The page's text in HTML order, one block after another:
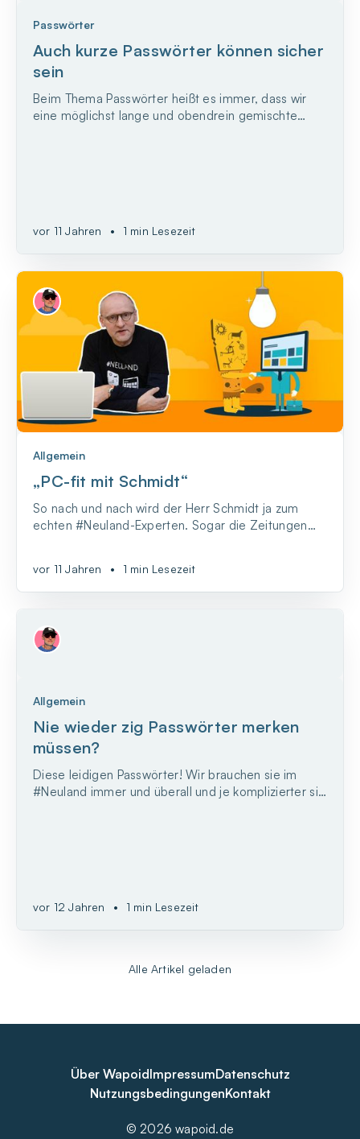
Passwörter
Auch kurze Passwörter können sicher
sein
Beim Thema Passwörter heißt es immer, dass wir
eine möglichst lange und obendrein gemischte
vor 11 Jahren • 1 min Lesezeit
Allgemein
„PC-fit mit Schmidt“
So nach und nach wird der Herr Schmidt ja zum
echten #Neuland-Experten. Sogar die Zeitungen
Schmidt“. Da konnte Herr Schmidt ein bisschen was
von seiner Expertise zum Besten geben.
vor 11 Jahren • 1 min Lesezeit
Allgemein
Nie wieder zig Passwörter merken
müssen?
Diese leidigen Passwörter! Wir brauchen sie im
#Neuland immer und überall und je komplizierter sie
vor 12 Jahren • 1 min Lesezeit
Alle Artikel geladen
Über WapoidImpressumDatenschutz
NutzungsbedingungenKontakt
© 2026 wapoid.de